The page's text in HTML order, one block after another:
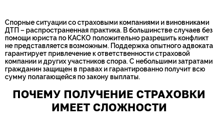
Спорные ситуации со страховыми компаниями и виновниками
ДТП – распространенная практика. В большинстве случаев без
помощи юриста по КАСКО положительно разрешить конфликт
не представляется возможным. Поддержка опытного адвоката
гарантирует привлечение к ответственности страховой
компании и других участников спора. С небольшими затратами
гражданин защищен в правах и гарантированно получит всю
сумму полагающейся по закону выплаты.
ПОЧЕМУ ПОЛУЧЕНИЕ СТРАХОВКИ
ИМЕЕТ СЛОЖНОСТИ